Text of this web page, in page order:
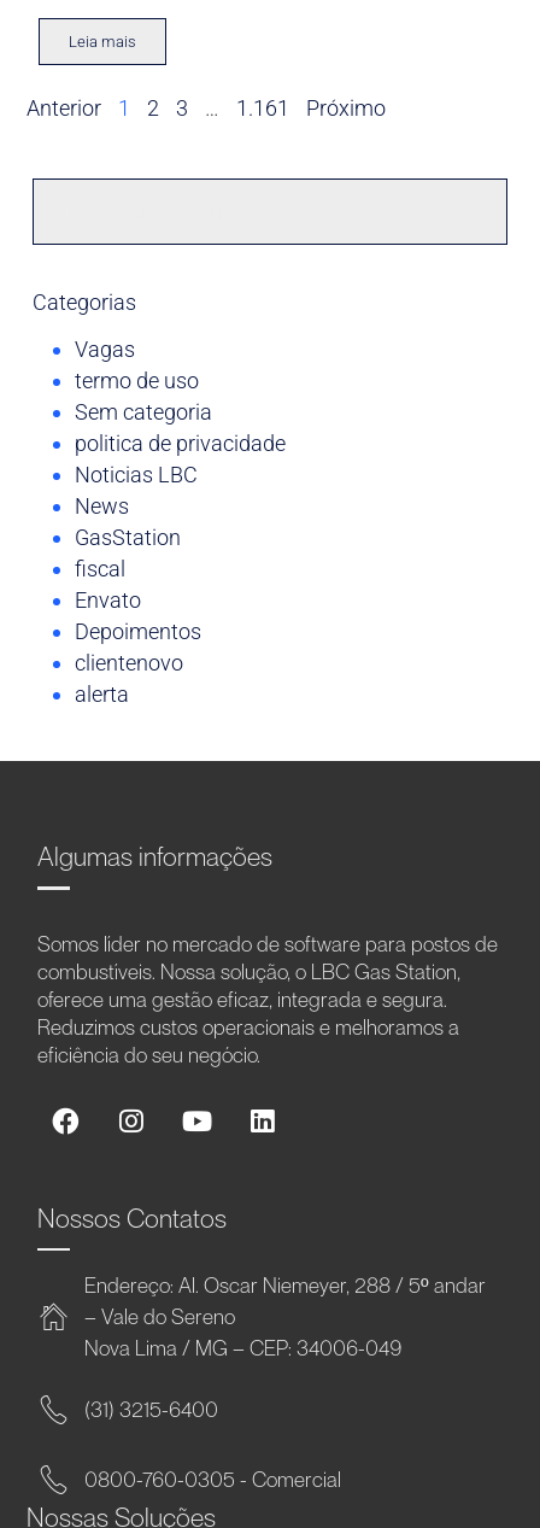
Leia mais
Anterior 1 2 3 … 1.161 Próximo
Categorias
Vagas
termo de uso
Sem categoria
politica de privacidade
Noticias LBC
News
GasStation
fiscal
Envato
Depoimentos
clientenovo
alerta
Algumas informações
Somos líder no mercado de software para postos de
combustíveis. Nossa solução, o LBC Gas Station,
oferece uma gestão eficaz, integrada e segura.
Reduzimos custos operacionais e melhoramos a
eficiência do seu negócio.
Nossos Contatos
Endereço: Al. Oscar Niemeyer, 288 / 5º andar
– Vale do Sereno
Nova Lima / MG – CEP: 34006-049
(31) 3215-6400
0800-760-0305 - Comercial
Nossas Soluções